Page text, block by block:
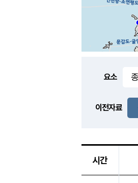
-
요소
이전자료
시간